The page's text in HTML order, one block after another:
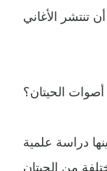
الحيتان؟
دراسة علمية
من الحيتان